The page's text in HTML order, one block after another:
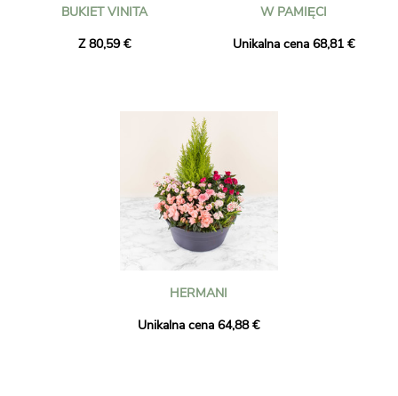
BUKIET VINITA
Z 80,59 €
W PAMIĘCI
Unikalna cena 68,81 €
HERMANI
Unikalna cena 64,88 €